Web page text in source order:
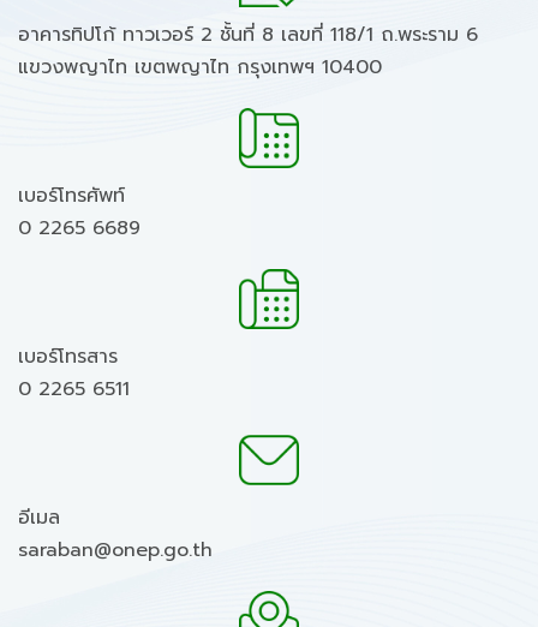
อาคารทิปโก้ ทาวเวอร์ 2 ชั้นที่ 8 เลขที่ 118/1 ถ.พระราม 6
แขวงพญาไท เขตพญาไท กรุงเทพฯ 10400
เบอร์โทรศัพท์
0 2265 6689
เบอร์โทรสาร
0 2265 6511
อีเมล
saraban@onep.go.th